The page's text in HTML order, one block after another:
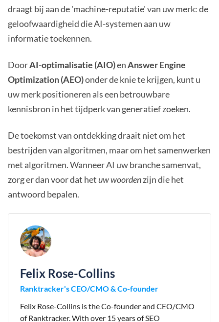
draagt bij aan de 'machine-reputatie' van uw merk: de
geloofwaardigheid die AI-systemen aan uw
informatie toekennen.
DoorAI-optimalisatie (AIO)enAnswer Engine
Optimization (AEO)onder de knie te krijgen, kunt u
uw merk positioneren als een betrouwbare
kennisbron in het tijdperk van generatief zoeken.
De toekomst van ontdekking draait niet om het
bestrijden van algoritmen, maar om het samenwerken
met algoritmen. Wanneer AI uw branche samenvat,
zorg er dan voor dat het uw woordenzijn die het
antwoord bepalen.
Felix Rose-Collins
Ranktracker's CEO/CMO & Co-founder
Felix Rose-Collins is the Co-founder and CEO/CMO
of Ranktracker. With over 15 years of SEO